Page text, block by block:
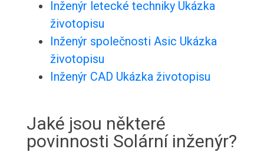
Inženýr letecké techniky Ukázka
životopisu
Inženýr společnosti Asic Ukázka
životopisu
Inženýr CAD Ukázka životopisu
Jaké jsou některé
povinnosti Solární inženýr?